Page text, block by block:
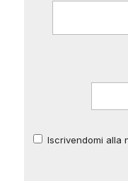
Iscrivendomi alla